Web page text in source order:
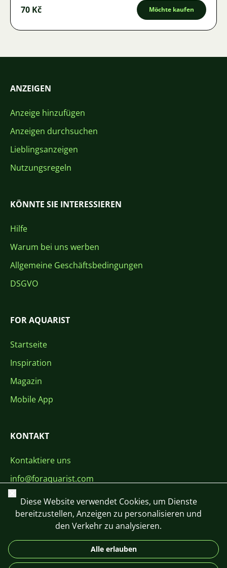
70 Kč Möchte kaufen
ANZEIGEN
Anzeige hinzufügen
Anzeigen durchsuchen
Lieblingsanzeigen
Nutzungsregeln
KÖNNTE SIE INTERESSIEREN
Hilfe
Warum bei uns werben
Allgemeine Geschäftsbedingungen
DSGVO
FOR AQUARIST
Startseite
Inspiration
Magazin
Mobile App
KONTAKT
Kontaktiere uns
info@foraquarist.com
+420 603 449 602
Schließen
Diese Website verwendet Cookies, um Dienste
bereitzustellen, Anzeigen zu personalisieren und
den Verkehr zu analysieren.
Alle erlauben